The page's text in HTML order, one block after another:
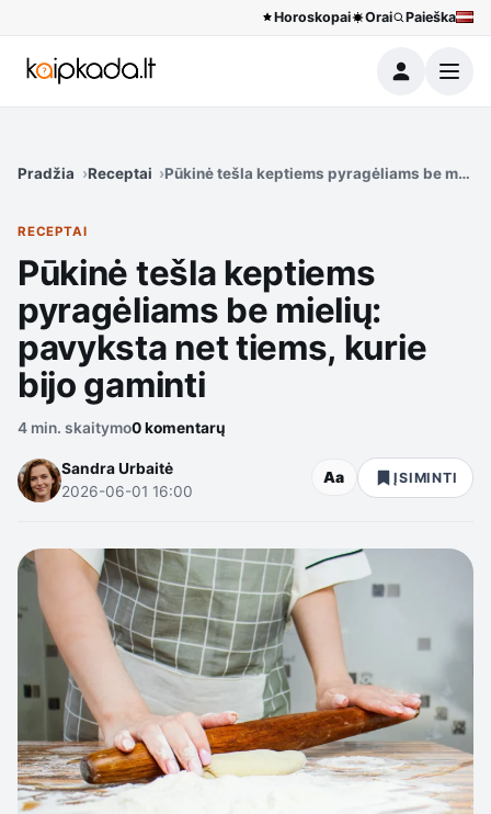
Horoskopai Orai Paieška
Meniu
Pradžia Receptai Pūkinė tešla keptiems pyragėliams be
RECEPTAI
Pūkinė tešla keptiems
pyragėliams be mielių:
pavyksta net tiems, kurie
bijo gaminti
4 min. skaitymo0 komentarų
Sandra Urbaitė
2026-06-01 16:00
Aa ĮSIMINTI